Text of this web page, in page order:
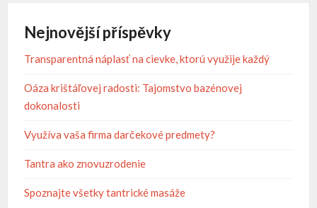
Nejnovější příspěvky
Transparentná náplasť na cievke, ktorú využije každý
Oáza krištáľovej radosti: Tajomstvo bazénovej
dokonalosti
Využíva vaša firma darčekové predmety?
Tantra ako znovuzrodenie
Spoznajte všetky tantrické masáže